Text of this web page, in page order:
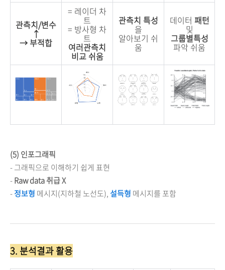
관측치/변수
↑
→ 부적합
= 레이더 차
트
= 방사형 차
트
여러관측치
비교 쉬움
관측치 특성
을
알아보기 쉬
움
데이터 패턴
및
그룹별특성
파악 쉬움
(5) 인포그래픽
- 그래픽으로 이해하기 쉽게 표현
-Raw data 취급 X
-정보형 메시지(지하철 노선도), 설득형 메시지를 포함
3. 분석결과 활용